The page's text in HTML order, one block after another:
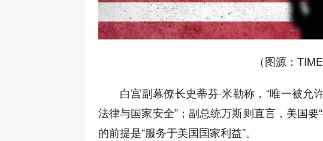
（图源：TIME
白宫副幕僚长史蒂芬·米勒称，“唯一被允
法律与国家安全”；副总统万斯则直言，美国
的前提是“服务于美国国家利益”。